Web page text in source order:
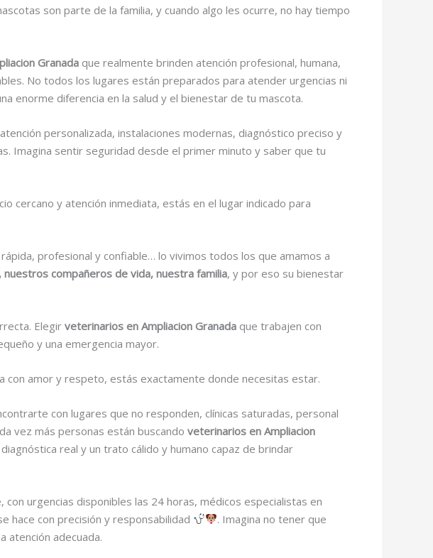
son parte de la familia, y cuando algo les ocurre, no hay tiempo
Granada que realmente brinden atención profesional, humana,
No todos los lugares están preparados para atender urgencias ni
enorme diferencia en la salud y el bienestar de tu mascota.
personalizada, instalaciones modernas, diagnóstico preciso y
Imagina sentir seguridad desde el primer minuto y saber que tu
cercano y atención inmediata, estás en el lugar indicado para
profesional y confiable… lo vivimos todos los que amamos a
compañeros de vida, nuestra familia, y por eso su bienestar
Elegir veterinarios en Ampliacion Granada que trabajen con
y una emergencia mayor.
con amor y respeto, estás exactamente donde necesitas estar.
con lugares que no responden, clínicas saturadas, personal
vez más personas están buscando veterinarios en Ampliacion
real y un trato cálido y humano capaz de brindar
urgencias disponibles las 24 horas, médicos especialistas en
hace con precisión y responsabilidad
. Imagina no tener que
atención adecuada.